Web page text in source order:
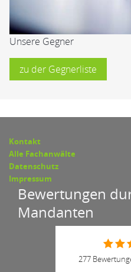
Unsere Gegner
zu der Gegnerliste
Kontakt
Alle Fachanwälte
Datenschutz
Impressum
Bewertungen
Mandanten
277